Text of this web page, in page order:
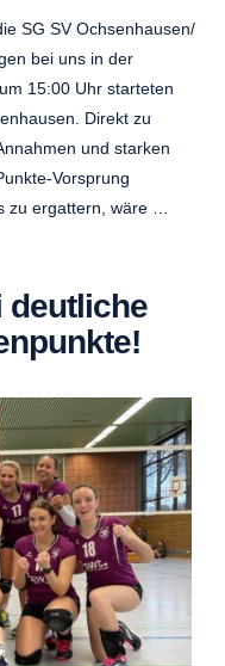
SG SV Ochsenhausen/
bei uns in der
15:00 Uhr starteten
Direkt zu
und starken
Vorsprung
zu ergattern, wäre …
deutliche